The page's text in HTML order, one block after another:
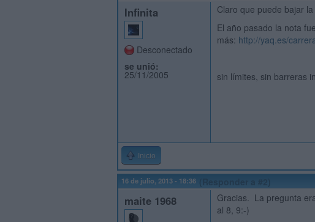
Infinita
Desconectado
se unió:
25/11/2005
Claro que puede bajar
El año pasado la nota
más: http://yaq.es/
sin límites, sin barreras
Inicio
16 de julio, 2013 - 18:36
maite 1968
Gracias. La pregunta
al 8, 9:-)